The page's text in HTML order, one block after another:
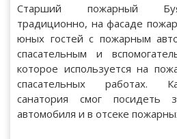
Старший пожарный
традиционно, на фасаде
юных гостей с пожарным
спасательным и
которое используется на
спасательных работах.
санатория смог посидеть
автомобиля и в отсеке